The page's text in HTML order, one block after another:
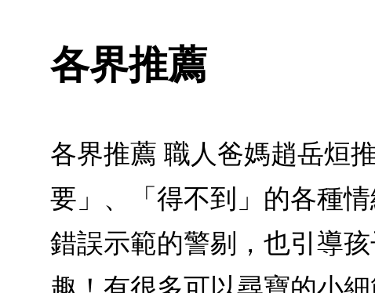
各界推薦
各界推薦 職人爸媽趙岳烜
要」、「得不到」的各種
錯誤示範的警剔，也引導